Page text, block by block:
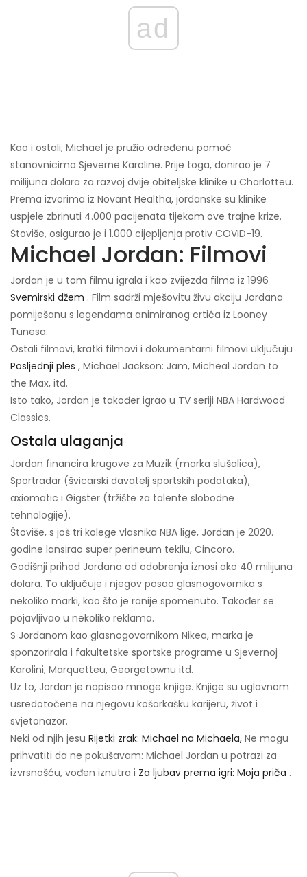
ad
Kao i ostali, Michael je pružio određenu pomoć
stanovnicima Sjeverne Karoline. Prije toga, donirao je 7
milijuna dolara za razvoj dvije obiteljske klinike u Charlotteu.
Prema izvorima iz Novant Healtha, jordanske su klinike
uspjele zbrinuti 4.000 pacijenata tijekom ove trajne krize.
Štoviše, osigurao je i 1.000 cijepljenja protiv COVID-19.
Michael Jordan: Filmovi
Jordan je u tom filmu igrala i kao zvijezda filma iz 1996
Svemirski džem . Film sadrži mješovitu živu akciju Jordana
pomiješanu s legendama animiranog crtića iz Looney
Tunesa.
Ostali filmovi, kratki filmovi i dokumentarni filmovi uključuju
Posljednji ples , Michael Jackson: Jam, Micheal Jordan to
the Max, itd.
Isto tako, Jordan je također igrao u TV seriji NBA Hardwood
Classics.
Ostala ulaganja
Jordan financira krugove za Muzik (marka slušalica),
Sportradar (švicarski davatelj sportskih podataka),
axiomatic i Gigster (tržište za talente slobodne
tehnologije).
Štoviše, s još tri kolege vlasnika NBA lige, Jordan je 2020.
godine lansirao super perineum tekilu, Cincoro.
Godišnji prihod Jordana od odobrenja iznosi oko 40 milijuna
dolara. To uključuje i njegov posao glasnogovornika s
nekoliko marki, kao što je ranije spomenuto. Također se
pojavljivao u nekoliko reklama.
S Jordanom kao glasnogovornikom Nikea, marka je
sponzorirala i fakultetske sportske programe u Sjevernoj
Karolini, Marquetteu, Georgetownu itd.
Uz to, Jordan je napisao mnoge knjige. Knjige su uglavnom
usredotočene na njegovu košarkašku karijeru, život i
svjetonazor.
Neki od njih jesu Rijetki zrak: Michael na Michaela, Ne mogu
prihvatiti da ne pokušavam: Michael Jordan u potrazi za
izvrsnošću, vođen iznutra i Za ljubav prema igri: Moja priča .